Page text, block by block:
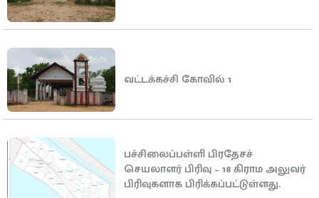
வட்டக்கச்சி கோவில் 1
பச்சிலைப்பள்ளி பிரதேசச்
செயலாளர் பிரிவு – 18 கிராம அலுவர்
பிரிவுகளாக பிரிக்கப்பட்டுள்ளது.